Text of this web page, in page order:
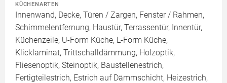
KÜCHENARTEN
Innenwand, Decke, Türen / Zargen, Fenster / Rahmen,
Schimmelentfernung, Haustür, Terrassentür, Innentür,
Küchenzeile, U-Form Küche, L-Form Küche,
Klicklaminat, Trittschalldämmung, Holzoptik,
Fliesenoptik, Steinoptik, Baustellenestrich,
Fertigteilestrich, Estrich auf Dämmschicht, Heizestrich,